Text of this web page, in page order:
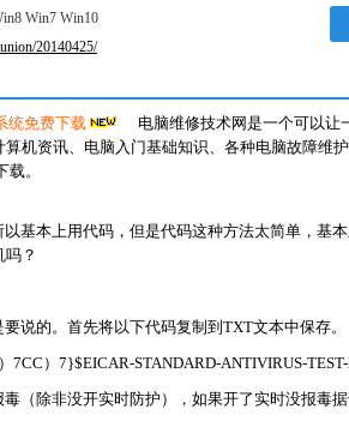
Win7 Win10
20140425/
统免费下载
电脑维修技术网是一个可以让
机资讯、电脑入门基础知识、各种电脑故障维
。
基本上用代码，但是代码这种方法太简单，基
？
说的。首先将以下代码复制到TXT文本中保存。
7CC）7}$EICAR-STANDARD-ANTIVIRUS-
（除非没开实时防护），如果开了实时没报毒据